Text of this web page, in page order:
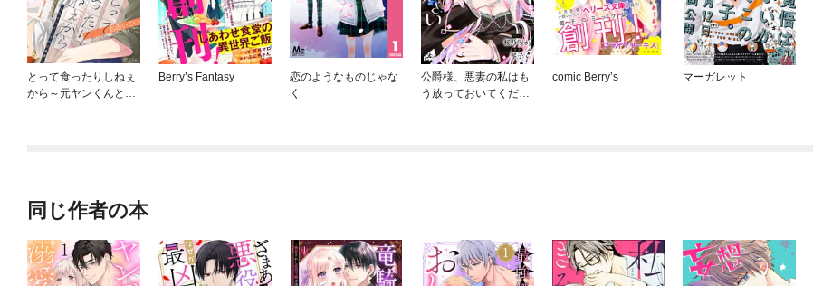
とって食ったりしねぇ
から～元ヤンくんとの
Berry’s Fantasy
恋のようなものじゃな
く
公爵様、悪妻の私はも
う放っておいてくださ
comic Berry’s マーガレット
同じ作者の本